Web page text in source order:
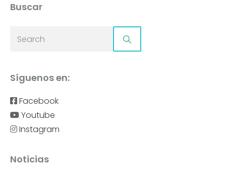
Buscar
Síguenos en:
Facebook
Youtube
Instagram
Noticias